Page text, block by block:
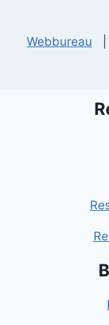
Webbureau |